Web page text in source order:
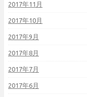
2017年11月
2017年10月
2017年9月
2017年8月
2017年7月
2017年6月